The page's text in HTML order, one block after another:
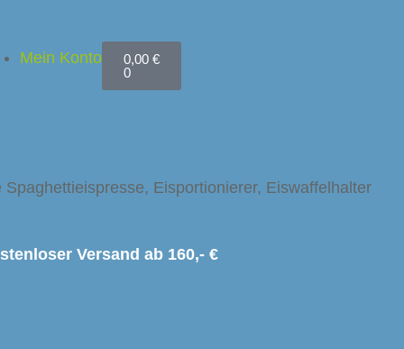
Mein Konto 0,00 €
0
Eisportionierer, Eiswaffelhalter
Versand ab 160,- €